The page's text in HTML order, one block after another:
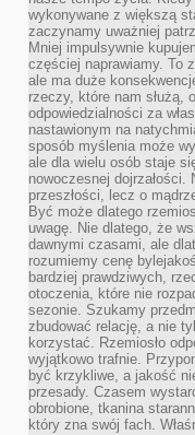
wykonywane z większą
zaczynamy uważniej
Mniej impulsywnie
częściej naprawiamy. To
ale ma duże
rzeczy, które nam służą,
odpowiedzialności za
nastawionym na
sposób myślenia może
ale dla wielu osób staje
nowoczesnej dojrzałości.
przeszłości, lecz o
Być może dlatego
uwagę. Nie dlatego, że
dawnymi czasami, ale
rozumiemy cenę
bardziej prawdziwych,
otoczenia, które nie
sezonie. Szukamy
zbudować relację, a nie
korzystać. Rzemiosło
wyjątkowo trafnie.
być krzykliwe, a jakość
przesady. Czasem
obrobione, tkanina
który zna swój fach.